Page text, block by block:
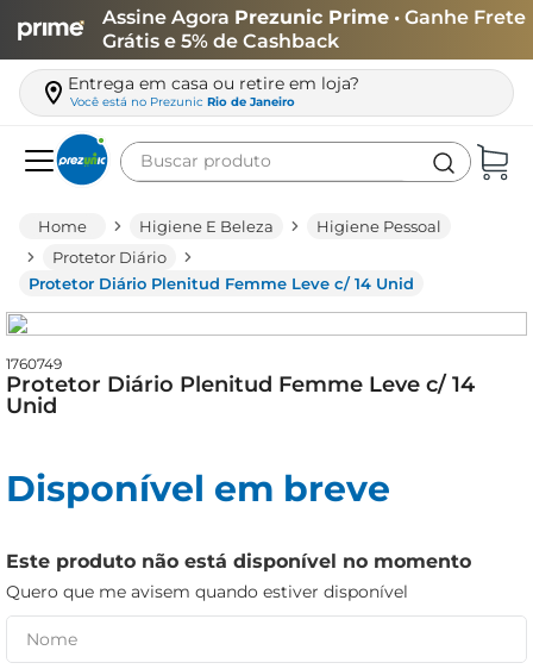
Assine Agora Prezunic Prime • Ganhe Frete
Grátis e 5% de Cashback
Entrega em casa ou retire em loja?
Você está no Prezunic Rio de Janeiro
Buscar produto
Higiene E Beleza
Higiene Pessoal
Protetor Diário
Protetor Diário Plenitud Femme Leve c/ 14 Unid
1760749
Protetor Diário Plenitud Femme Leve c/ 14
Unid
Disponível em breve
Este produto não está disponível no momento
Quero que me avisem quando estiver disponível
leite
queijo
azeite
arroz
papel higiênico
cerveja